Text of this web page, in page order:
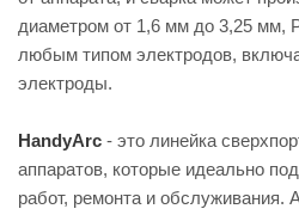
диаметром от 1,6 мм до 3,25 мм,
любым типом электродов,
электроды.
HandyArc - это линейка
аппаратов, которые идеально
работ, ремонта и обслуживания.